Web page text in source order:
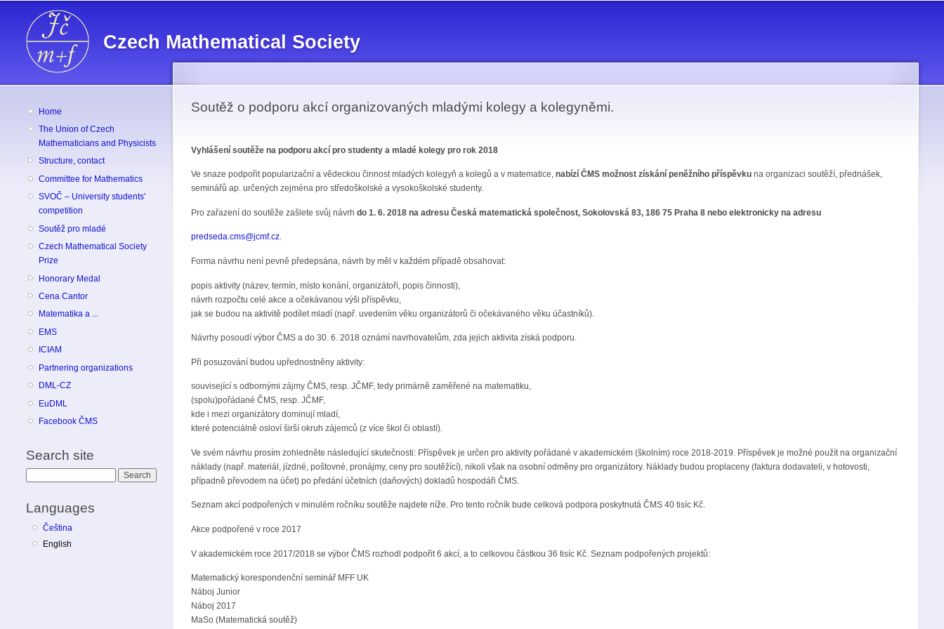
Czech Mathematical Society
Home
The Union of Czech
Mathematicians and Physicists
Structure, contact
Committee for Mathematics
SVOČ – University students'
competition
Soutěž pro mladé
Czech Mathematical Society
Prize
Honorary Medal
Cena Cantor
Matematika a ...
EMS
ICIAM
Partnering organizations
DML-CZ
EuDML
Facebook ČMS
Search site
Languages
Čeština
English
Soutěž o podporu akcí organizovaných mladými kolegy a kolegyněmi.
Vyhlášení soutěže na podporu akcí pro studenty a mladé kolegy pro rok 2018
Ve snaze podpořit popularizační a vědeckou činnost mladých kolegyň a kolegů a v matematice, nabízí ČMS možnost získání peněžního příspěvku na organizaci soutěží, přednášek,
seminářů ap. určených zejména pro středoškolské a vysokoškolské studenty.
Pro zařazení do soutěže zašlete svůj návrh do 1. 6. 2018 na adresu Česká matematická společnost, Sokolovská 83, 186 75 Praha 8 nebo elektronicky na adresu
predseda.cms@jcmf.cz.
Forma návrhu není pevně předepsána, návrh by měl v každém případě obsahovat:
popis aktivity (název, termín, místo konání, organizátoři, popis činnosti),
návrh rozpočtu celé akce a očekávanou výši příspěvku,
jak se budou na aktivitě podílet mladí (např. uvedením věku organizátorů či očekávaného věku účastníků).
Návrhy posoudí výbor ČMS a do 30. 6. 2018 oznámí navrhovatelům, zda jejich aktivita získá podporu.
Při posuzování budou upřednostněny aktivity:
související s odbornými zájmy ČMS, resp. JČMF, tedy primárně zaměřené na matematiku,
(spolu)pořádané ČMS, resp. JČMF,
kde i mezi organizátory dominují mladí,
které potenciálně osloví širší okruh zájemců (z více škol či oblastí).
Ve svém návrhu prosím zohledněte následující skutečnosti: Příspěvek je určen pro aktivity pořádané v akademickém (školním) roce 2018-2019. Příspěvek je možné použít na organizační
náklady (např. materiál, jízdné, poštovné, pronájmy, ceny pro soutěžící), nikoli však na osobní odměny pro organizátory. Náklady budou proplaceny (faktura dodavateli, v hotovosti,
případně převodem na účet) po předání účetních (daňových) dokladů hospodáři ČMS.
Seznam akcí podpořených v minulém ročníku soutěže najdete níže. Pro tento ročník bude celková podpora poskytnutá ČMS 40 tisíc Kč.
Akce podpořené v roce 2017
V akademickém roce 2017/2018 se výbor ČMS rozhodl podpořit 6 akcí, a to celkovou částkou 36 tisíc Kč. Seznam podpořených projektů:
Matematický korespondenční seminář MFF UK
Náboj Junior
Náboj 2017
MaSo (Matematická soutěž)